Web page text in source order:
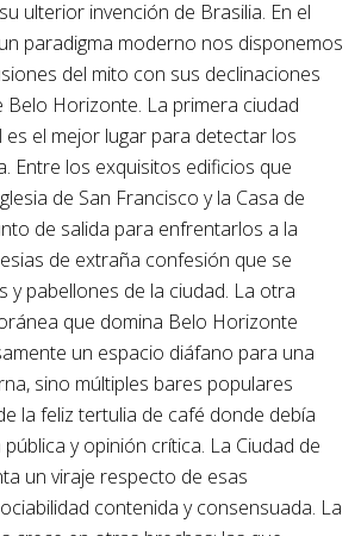
ulterior invención de Brasilia. En el
paradigma moderno nos disponemos
del mito con sus declinaciones
Belo Horizonte. La primera ciudad
es el mejor lugar para detectar los
Entre los exquisitos edificios que
de San Francisco y la Casa de
de salida para enfrentarlos a la
de extraña confesión que se
y pabellones de la ciudad. La otra
que domina Belo Horizonte
un espacio diáfano para una
sino múltiples bares populares
la feliz tertulia de café donde debía
y opinión crítica. La Ciudad de
un viraje respecto de esas
contenida y consensuada. La